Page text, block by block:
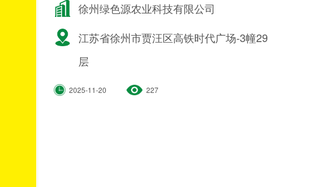
徐州绿色源农业科技有限公司
江苏省徐州市贾汪区高铁时代广场-3幢29
层
2025-11-20 227